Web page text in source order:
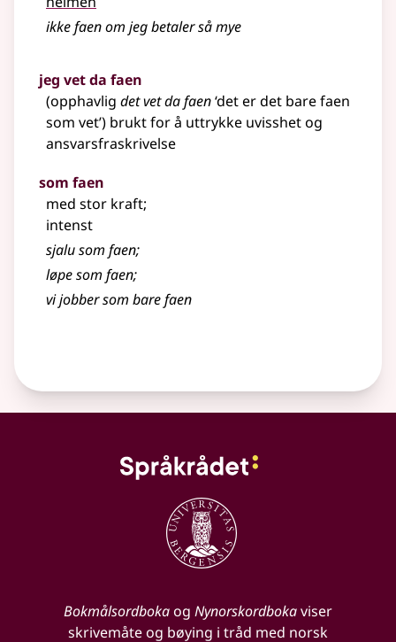
ikke faen om jeg betaler så mye
jeg vet da faen
(opphavlig det vet da faen‘det er det bare faen
som vet’) brukt for å uttrykke uvisshet og
ansvarsfraskrivelse
som faen
med stor kraft;
intenst
sjalu som faen;
løpe som faen;
vi jobber som bare faen
Bokmålsordbokaog Nynorskordbokaviser
skrivemåte og bøying i tråd med norsk